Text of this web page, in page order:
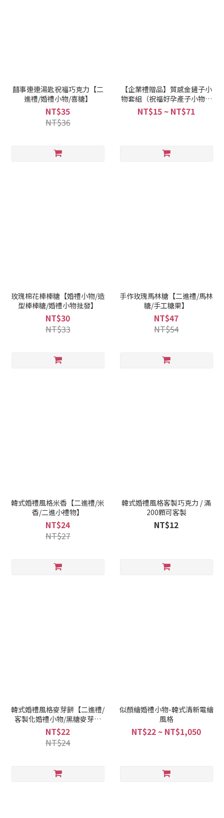
囍事連連湯匙祝福巧克力【二
進禮/婚禮小物/喜糖】
NT$35
NT$36
【企業禮贈品】質感金鏟子小
物套組（祝福好孕產子小物）
【婚禮小物/金鏟子/婚禮小物推
薦】
NT$15 ~ NT$71
玫瑰棉花棒棒糖【婚禮小物/造
型棒棒糖/婚禮小物批發】
NT$30
NT$33
手作玫瑰馬林糖【二進禮/馬林
糖/手工糖果】
NT$47
NT$54
韓式婚禮風格米香【二進禮/米
香/二進小禮物】
NT$24
NT$27
韓式婚禮風格客製巧克力 / 滿
200顆可客製
NT$12
韓式婚禮風格麥芽餅【二進禮/
客製化婚禮小物/黑糖麥芽餅
乾】
NT$22
NT$24
似顏繪婚禮小物-韓式清新電繪
風格
NT$22 ~ NT$1,050